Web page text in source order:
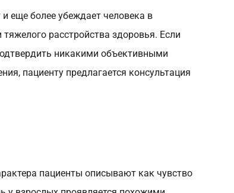
еще более убеждает человека в
тяжелого расстройства здоровья. Если
никакими объективными
пациенту предлагается консультация
пациенты описывают как чувство